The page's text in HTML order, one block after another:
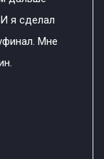
я сделал
Мне